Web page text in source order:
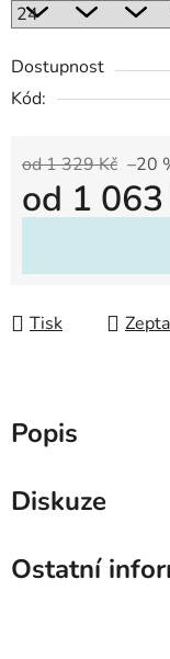
Dostupnost
Kód:
od 1 329 Kč –20
od 1
Tisk
Popis
Diskuze
Ostatní